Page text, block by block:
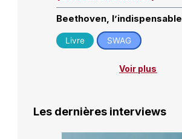
Beethoven, l’indispensable
Livre SWAG
Voir plus
Les dernières interviews